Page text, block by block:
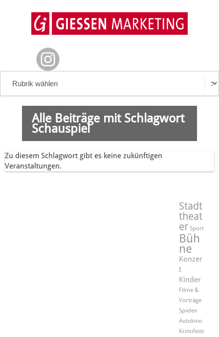
Alle Beiträge mit Schlagwort
Schauspiel
Zu diesem Schlagwort gibt es keine zukünftigen
Veranstaltungen.
Stadt
theat
er Sport
Büh
ne
Konzer
t
Kinder
Filme &
Vorträge
Spielen
Autokino
Krimifesti